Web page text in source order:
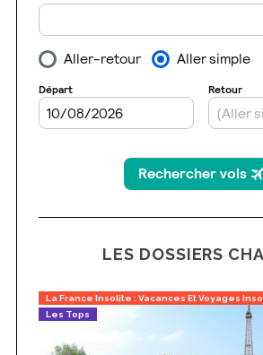
LES DOSSIERS
La France Insolite : Vacances Et Voyages
Les Tops